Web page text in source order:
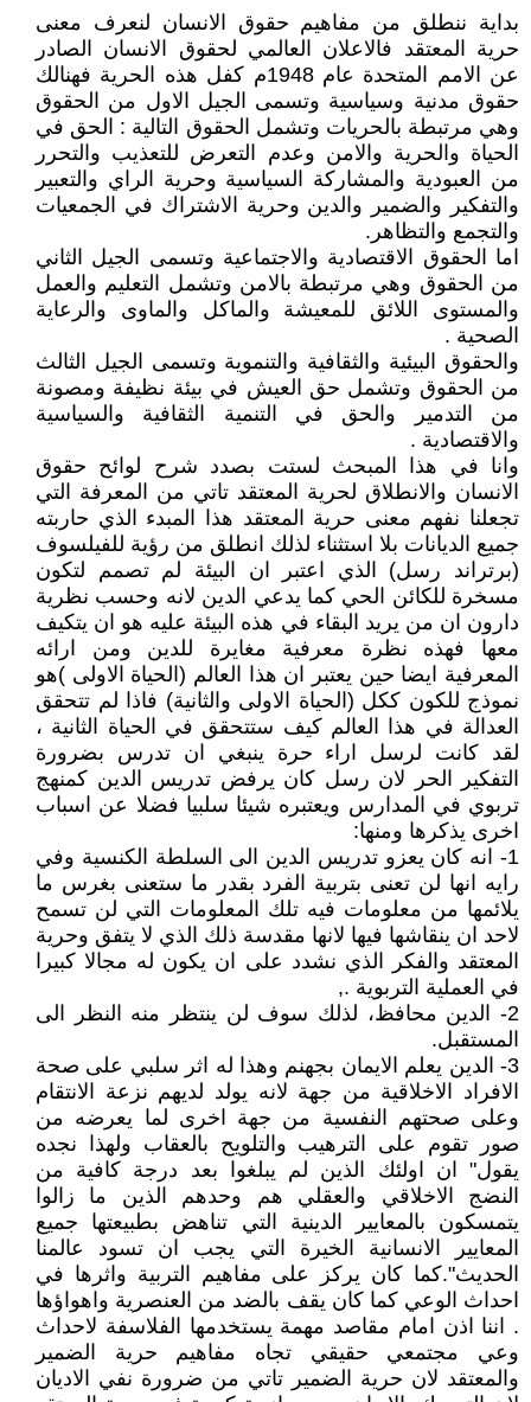
بداية ننطلق من مفاهيم حقوق الانسان لنعرف معنى
حرية المعتقد فالاعلان العالمي لحقوق الانسان الصادر
عن الامم المتحدة عام 1948م كفل هذه الحرية فهنالك
حقوق مدنية وسياسية وتسمى الجيل الاول من الحقوق
وهي مرتبطة بالحريات وتشمل الحقوق التالية : الحق في
الحياة والحرية والامن وعدم التعرض للتعذيب والتحرر
من العبودية والمشاركة السياسية وحرية الراي والتعبير
والتفكير والضمير والدين وحرية الاشتراك في الجمعيات
والتجمع والتظاهر.
اما الحقوق الاقتصادية والاجتماعية وتسمى الجيل الثاني
من الحقوق وهي مرتبطة بالامن وتشمل التعليم والعمل
والمستوى اللائق للمعيشة والماكل والماوى والرعاية
الصحية .
والحقوق البيئية والثقافية والتنموية وتسمى الجيل الثالث
من الحقوق وتشمل حق العيش في بيئة نظيفة ومصونة
من التدمير والحق في التنمية الثقافية والسياسية
والاقتصادية .
وانا في هذا المبحث لستت بصدد شرح لوائح حقوق
الانسان والانطلاق لحرية المعتقد تاتي من المعرفة التي
تجعلنا نفهم معنى حرية المعتقد هذا المبدء الذي حاربته
جميع الديانات بلا استثناء لذلك انطلق من رؤية للفيلسوف
(برتراند رسل) الذي اعتبر ان البيئة لم تصمم لتكون
مسخرة للكائن الحي كما يدعي الدين لانه وحسب نظرية
دارون ان من يريد البقاء في هذه البيئة عليه هو ان يتكيف
معها فهذه نظرة معرفية مغايرة للدين ومن ارائه
المعرفية ايضا حين يعتبر ان هذا العالم (الحياة الاولى )هو
نموذج للكون ككل (الحياة الاولى والثانية) فاذا لم تتحقق
العدالة في هذا العالم كيف ستتحقق في الحياة الثانية ،
لقد كانت لرسل اراء حرة ينبغي ان تدرس بضرورة
التفكير الحر لان رسل كان يرفض تدريس الدين كمنهج
تربوي في المدارس ويعتبره شيئا سلبيا فضلا عن اسباب
اخرى يذكرها ومنها:
1- انه كان يعزو تدريس الدين الى السلطة الكنسية وفي
رايه انها لن تعنى بتربية الفرد بقدر ما ستعنى بغرس ما
يلائمها من معلومات فيه تلك المعلومات التي لن تسمح
لاحد ان ينقاشها فيها لانها مقدسة ذلك الذي لا يتفق وحرية
المعتقد والفكر الذي نشدد على ان يكون له مجالا كبيرا
في العملية التربوية .,
2- الدين محافظ، لذلك سوف لن ينتظر منه النظر الى
المستقبل.
3- الدين يعلم الايمان بجهنم وهذا له اثر سلبي على صحة
الافراد الاخلاقية من جهة لانه يولد لديهم نزعة الانتقام
وعلى صحتهم النفسية من جهة اخرى لما يعرضه من
صور تقوم على الترهيب والتلويح بالعقاب ولهذا نجده
يقول" ان اولئك الذين لم يبلغوا بعد درجة كافية من
النضج الاخلاقي والعقلي هم وحدهم الذين ما زالوا
يتمسكون بالمعايير الدينية التي تناهض بطبيعتها جميع
المعايير الانسانية الخيرة التي يجب ان تسود عالمنا
الحديث".كما كان يركز على مفاهيم التربية واثرها في
احداث الوعي كما كان يقف بالضد من العنصرية واهواؤها
. اننا اذن امام مقاصد مهمة يستخدمها الفلاسفة لاحداث
وعي مجتمعي حقيقي تجاه مفاهيم حرية الضمير
والمعتقد لان حرية الضمير تاتي من ضرورة نفي الاديان